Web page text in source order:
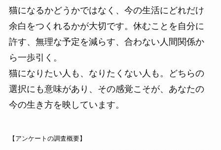
猫になるかどうかではなく、今の生活にどれだけ
余白をつくれるかが大切です。休むことを自分に
許す、無理な予定を減らす、合わない人間関係か
ら一歩引く。
猫になりたい人も、なりたくない人も。どちらの
選択にも意味があり、その感覚こそが、あなたの
今の生き方を映しています。
【アンケートの調査概要】